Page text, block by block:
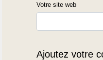
Votre site web
Ajoutez votre